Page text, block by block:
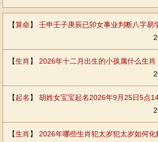
【算命】 壬申壬子庚辰已卯女事业判断八字易
【生肖 】 2026年十二月出生的小孩属什么生肖
【起名 】 胡姓女宝宝起名2026年9月25日5点
【生肖 】 2026年哪些生肖犯太岁犯太岁如何化